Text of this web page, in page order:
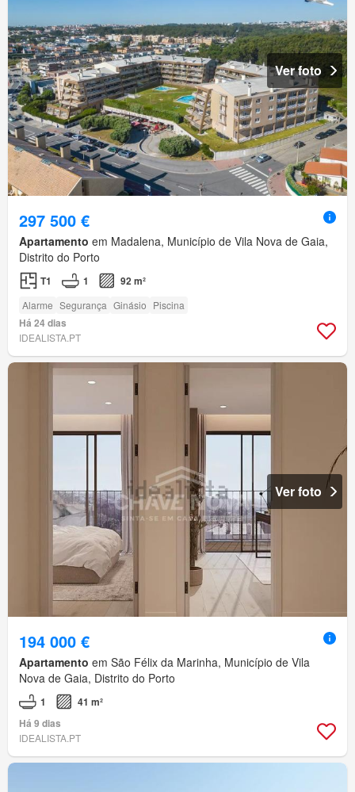
Ver foto
297 500 €
Apartamento em Madalena, Município de Vila Nova de Gaia,
Distrito do Porto
T1 1 92 m²
Alarme Segurança Ginásio Piscina
Há 24 dias
IDEALISTA.PT
Ver foto
194 000 €
Apartamento em São Félix da Marinha, Município de Vila
Nova de Gaia, Distrito do Porto
1
41 m²
Há 9 dias
IDEALISTA.PT